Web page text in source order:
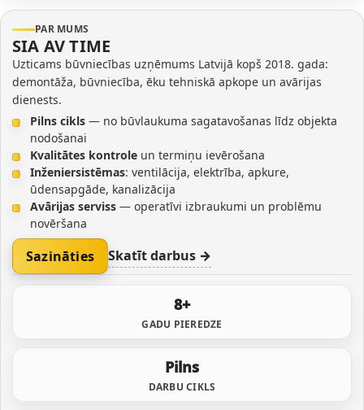
PAR MUMS
SIA AV TIME
Uzticams būvniecības uzņēmums Latvijā kopš 2018. gada:
demontāža, būvniecība, ēku tehniskā apkope un avārijas
dienests.
Pilns cikls — no būvlaukuma sagatavošanas līdz objekta
nodošanai
Kvalitātes kontrole un termiņu ievērošana
Inženiersistēmas: ventilācija, elektrība, apkure,
ūdensapgāde, kanalizācija
Avārijas serviss — operatīvi izbraukumi un problēmu
novēršana
Sazināties Skatīt darbus →
8+
GADU PIEREDZE
Pilns
DARBU CIKLS